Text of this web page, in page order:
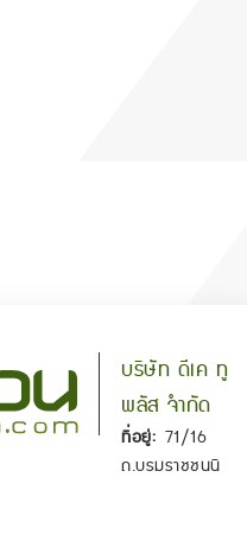
บริษัท ดีเค ทู
พลัส จำกัด
ที่อยู่: 71/16
ถ.บรมราชชนนี